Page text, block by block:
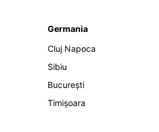
Germania
Cluj Napoca
Sibiu
București
Timișoara